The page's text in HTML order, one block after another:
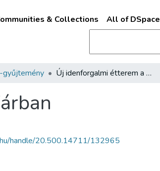
& Collections All of DSpace
gyűjtemény Új idenforgalmi étterem a Várban
handle/20.500.14711/132965